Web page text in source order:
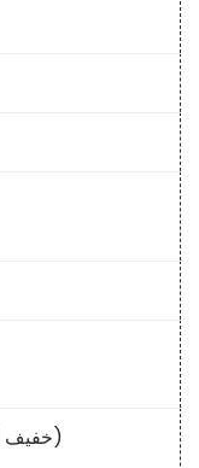
2007-2008 (خفيف الوزن)